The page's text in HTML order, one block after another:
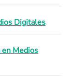
Digitales
en Medios